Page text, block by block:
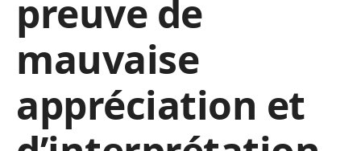
preuve de
mauvaise
appréciation et